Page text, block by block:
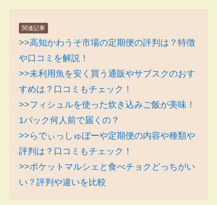
関連記事
>>高知かわうそ市場の定期便の評判は？特徴
や口コミを解説！
>>未利用魚を安く買う通販やサブスクのおす
すめは？口コミもチェック！
>>フィシュルを使った炊き込みご飯が美味！
1パック何人前で届くの？
>>らでぃっしゅぼーや定期便の内容や種類や
評判は？口コミもチェック！
>>ポケットマルシェと食べチョクどっちがい
い？評判や違いを比較